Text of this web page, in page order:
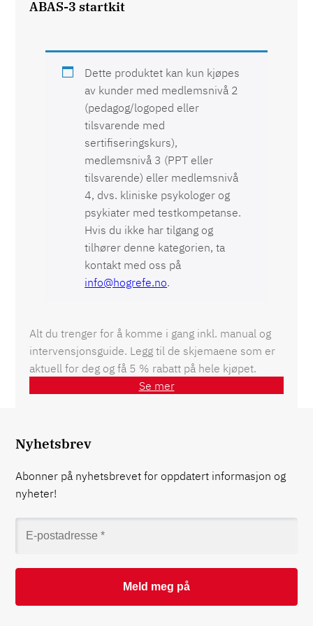
ABAS-3 startkit
Dette produktet kan kun kjøpes
av kunder med medlemsnivå 2
(pedagog/logoped eller
tilsvarende med
sertifiseringskurs),
medlemsnivå 3 (PPT eller
tilsvarende) eller medlemsnivå
4, dvs. kliniske psykologer og
psykiater med testkompetanse.
Hvis du ikke har tilgang og
tilhører denne kategorien, ta
kontakt med oss på
info@hogrefe.no.
Alt du trenger for å komme i gang inkl. manual og
intervensjonsguide. Legg til de skjemaene som er
aktuell for deg og få 5 % rabatt på hele kjøpet.
Se mer
Nyhetsbrev
Abonner på nyhetsbrevet for oppdatert informasjon og
nyheter!